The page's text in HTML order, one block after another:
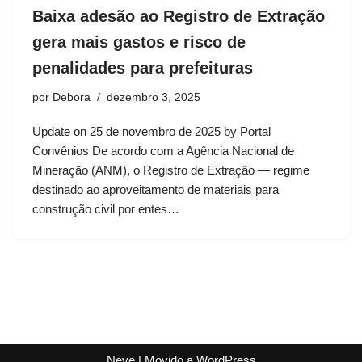
Baixa adesão ao Registro de Extração
gera mais gastos e risco de
penalidades para prefeituras
por Debora dezembro 3, 2025
Update on 25 de novembro de 2025 by Portal
Convênios De acordo com a Agência Nacional de
Mineração (ANM), o Registro de Extração — regime
destinado ao aproveitamento de materiais para
construção civil por entes…